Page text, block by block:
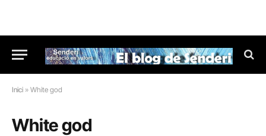
Inici » White god
White god